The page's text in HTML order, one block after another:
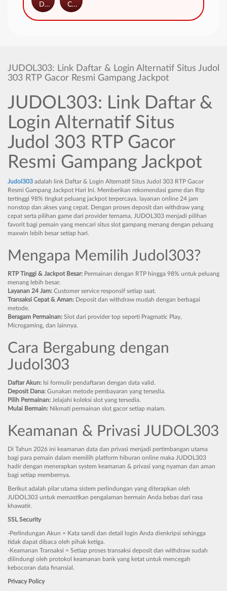
Duel at Dawn Cursed Crypt
JUDOL303: Link Daftar & Login Alternatif Situs Judol
303 RTP Gacor Resmi Gampang Jackpot
JUDOL303: Link Daftar &
Login Alternatif Situs
Judol 303 RTP Gacor
Resmi Gampang Jackpot
Judol303 adalah link Daftar & Login Alternatif Situs Judol 303 RTP Gacor
Resmi Gampang Jackpot Hari Ini. Memberikan rekomendasi game dan Rtp
tertinggi 98% tingkat peluang jackpot terpercaya. layanan online 24 jam
nonstop dan akses yang cepat. Dengan proses deposit dan withdraw yang
cepat serta pilihan game dari provider ternama, JUDOL303 menjadi pilihan
favorit bagi pemain yang mencari situs slot gampang menang dengan peluang
maxwin lebih besar setiap hari.
Mengapa Memilih Judol303?
RTP Tinggi & Jackpot Besar: Permainan dengan RTP hingga 98% untuk peluang
menang lebih besar.
Layanan 24 Jam: Customer service responsif setiap saat.
Transaksi Cepat & Aman: Deposit dan withdraw mudah dengan berbagai
metode.
Beragam Permainan: Slot dari provider top seperti Pragmatic Play,
Microgaming, dan lainnya.
Cara Bergabung dengan
Judol303
Daftar Akun: Isi formulir pendaftaran dengan data valid.
Deposit Dana: Gunakan metode pembayaran yang tersedia.
Pilih Permainan: Jelajahi koleksi slot yang tersedia.
Mulai Bermain: Nikmati permainan slot gacor setiap malam.
Keamanan & Privasi JUDOL303
Di Tahun 2026 ini keamanan data dan privasi menjadi pertimbangan utama
bagi para pemain dalam memilih platform hiburan online maka JUDOL303
hadir dengan menerapkan system keamanan & privasi yang nyaman dan aman
bagi setiap membernya.
Berikut adalah pilar utama sistem perlindungan yang diterapkan oleh
JUDOL303 untuk memastikan pengalaman bermain Anda bebas dari rasa
khawatir.
SSL Security
-Perlindungan Akun = Kata sandi dan detail login Anda dienkripsi sehingga
tidak dapat dibaca oleh pihak ketiga.
-Keamanan Transaksi = Setiap proses transaksi deposit dan withdraw sudah
dilindungi oleh protokol keamanan bank yang ketat untuk mencegah
kebocoran data finansial.
Privacy Policy